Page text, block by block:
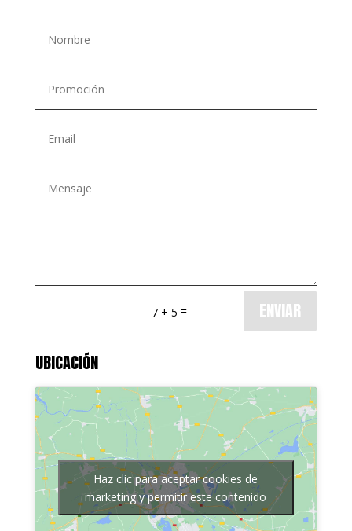
7 + 5 = ENVIAR
UBICACIÓN
Haz clic para aceptar cookies de
marketing y permitir este contenido